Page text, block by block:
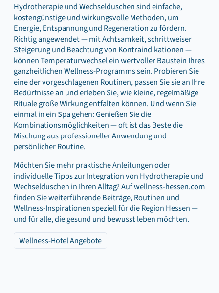
Hydrotherapie und Wechselduschen sind einfache,
kostengünstige und wirkungsvolle Methoden, um
Energie, Entspannung und Regeneration zu fördern.
Richtig angewendet — mit Achtsamkeit, schrittweiser
Steigerung und Beachtung von Kontraindikationen —
können Temperaturwechsel ein wertvoller Baustein Ihres
ganzheitlichen Wellness-Programms sein. Probieren Sie
eine der vorgeschlagenen Routinen, passen Sie sie an Ihre
Bedürfnisse an und erleben Sie, wie kleine, regelmäßige
Rituale große Wirkung entfalten können. Und wenn Sie
einmal in ein Spa gehen: Genießen Sie die
Kombinationsmöglichkeiten — oft ist das Beste die
Mischung aus professioneller Anwendung und
persönlicher Routine.
Möchten Sie mehr praktische Anleitungen oder
individuelle Tipps zur Integration von Hydrotherapie und
Wechselduschen in Ihren Alltag? Auf wellness-hessen.com
finden Sie weiterführende Beiträge, Routinen und
Wellness-Inspirationen speziell für die Region Hessen —
und für alle, die gesund und bewusst leben möchten.
Wellness-Hotel Angebote